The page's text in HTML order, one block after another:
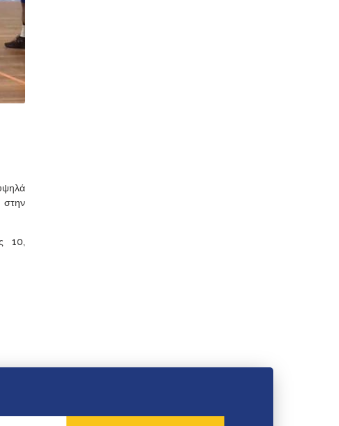
στην
10,